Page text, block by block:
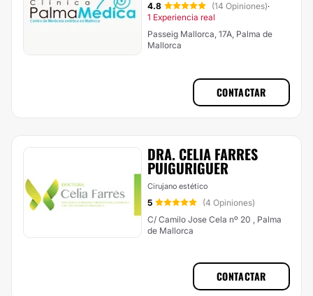
4.8 (14 Opiniones)·
1 Experiencia real
Passeig Mallorca, 17A, Palma de
Mallorca
CONTACTAR
DRA. CELIA FARRES
PUIGURIGUER
Cirujano estético
5
(4 Opiniones)
C/ Camilo Jose Cela nº 20 , Palma
de Mallorca
CONTACTAR